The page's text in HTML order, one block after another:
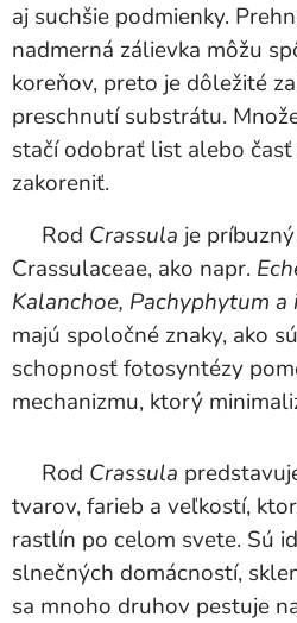
aj suchšie podmienky.
nadmerná zálievka môžu
koreňov, preto je dôležité
preschnutí substrátu.
stačí odobrať list alebo
zakoreniť.
Rod Crassula je
Crassulaceae, ako napr.
Kalanchoe, Pachyphytum a
majú spoločné znaky, ako
schopnosť fotosyntézy
mechanizmu, ktorý
Rod Crassula
tvarov, farieb a veľkostí,
rastlín po celom svete. Sú
slnečných domácností,
sa mnoho druhov pestuje